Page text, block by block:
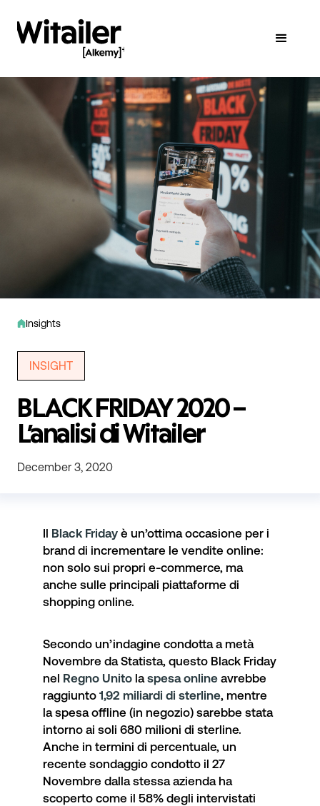
Insights
INSIGHT
BLACK FRIDAY 2020 –
L’analisi di Witailer
December 3, 2020
Il Black Friday è un’ottima occasione per i
brand di incrementare le vendite online:
non solo sui propri e-commerce, ma
anche sulle principali piattaforme di
shopping online.
Secondo un’indagine condotta a metà
Novembre da Statista, questo Black Friday
nel Regno Unito laspesa online avrebbe
raggiunto 1,92 miliardi di sterline, mentre
la spesa offline (in negozio) sarebbe stata
intorno ai soli 680 milioni di sterline.
Anche in termini di percentuale, un
recente sondaggio condotto il 27
Novembre dalla stessa azienda ha
scoperto come il 58% degli intervistati